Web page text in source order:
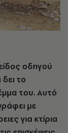
οδηγού
το
του. Αυτό
με
για κτίρια